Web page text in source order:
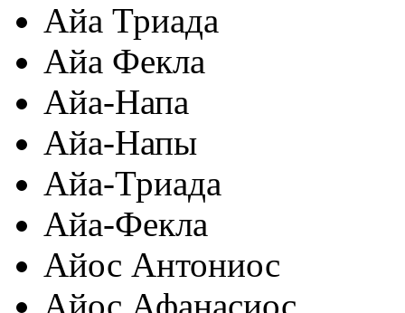
Айа Триада
Айа Фекла
Айа-Напа
Айа-Напы
Айа-Триада
Айа-Фекла
Айос Антониос